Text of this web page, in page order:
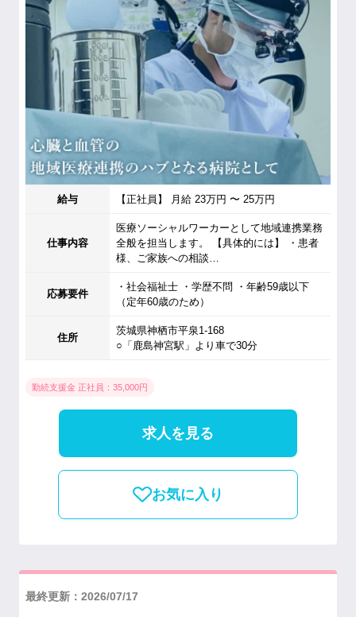
給与 【正社員】 月給 23万円 〜 25万円
仕事内容
医療ソーシャルワーカーとして地域連携業務
全般を担当します。 【具体的には】 ・患者
様、ご家族への相談…
応募要件
・社会福祉士 ・学歴不問 ・年齢59歳以下
（定年60歳のため）
住所
茨城県神栖市平泉1-168
○「鹿島神宮駅」より車で30分
勤続支援金 正社員：35,000円
求人を見る
お気に入り
最終更新：2026/07/17